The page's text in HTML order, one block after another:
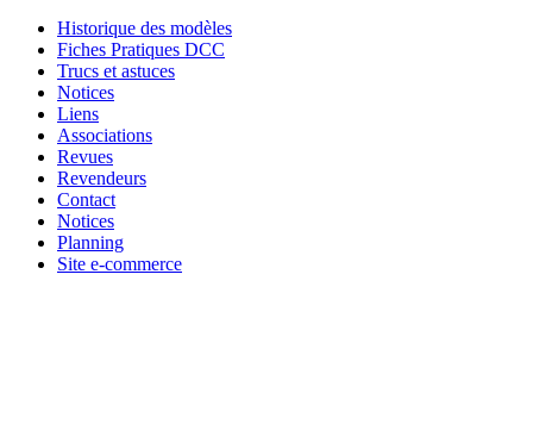
Historique des modèles
Fiches Pratiques DCC
Trucs et astuces
Notices
Liens
Associations
Revues
Revendeurs
Contact
Notices
Planning
Site e-commerce